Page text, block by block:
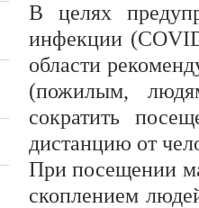
В целях
инфекции
области
(пожилым,
сократить
дистанцию от
При посещении
скоплением